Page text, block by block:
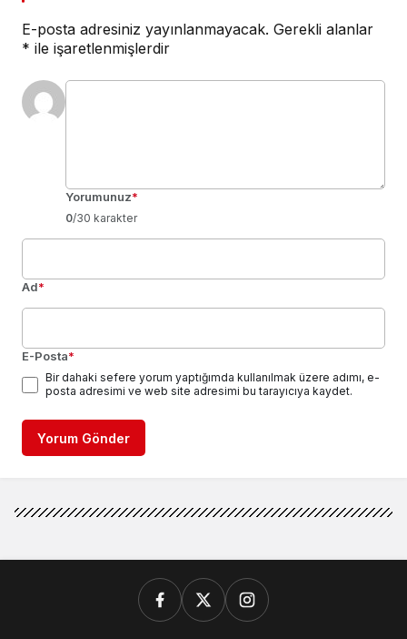
E-posta adresiniz yayınlanmayacak. Gerekli alanlar
* ile işaretlenmişlerdir
Yorumunuz*
0/30 karakter
Ad*
E-Posta*
Bir dahaki sefere yorum yaptığımda kullanılmak üzere adımı, e-
posta adresimi ve web site adresimi bu tarayıcıya kaydet.
Yorum Gönder